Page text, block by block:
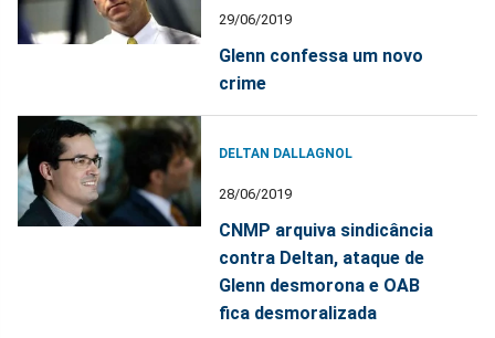
29/06/2019
Glenn confessa um novo
crime
DELTAN DALLAGNOL
28/06/2019
CNMP arquiva sindicância
contra Deltan, ataque de
Glenn desmorona e OAB
fica desmoralizada